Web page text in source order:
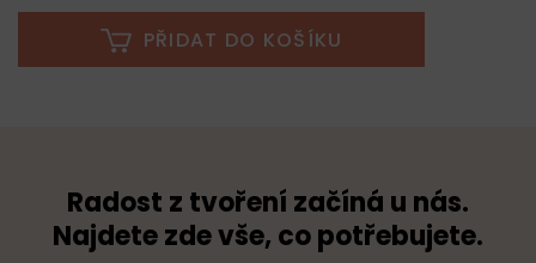
PŘIDAT DO KOŠÍKU
Radost z tvoření začíná u nás.
Najdete zde vše, co potřebujete.